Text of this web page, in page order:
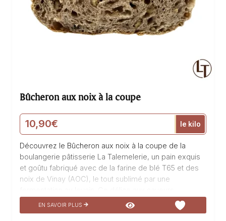
Bûcheron aux noix à la coupe
10,90€ le kilo
Découvrez le Bûcheron aux noix à la coupe de la
boulangerie pâtisserie La Talemelerie, un pain exquis
et goûtu fabriqué avec de la farine de blé T65 et des
noix de Vinay (AOC), le tout sublimé par une
authentiques du Dauphiné saura accompagner chacun
de vos repas équilibrés. Sa texture généreuse et ses
EN SAVOIR PLUS